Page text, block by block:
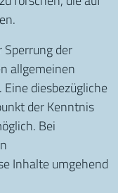
der
allgemeinen
diesbezügliche
der Kenntnis
Bei
Inhalte umgehend